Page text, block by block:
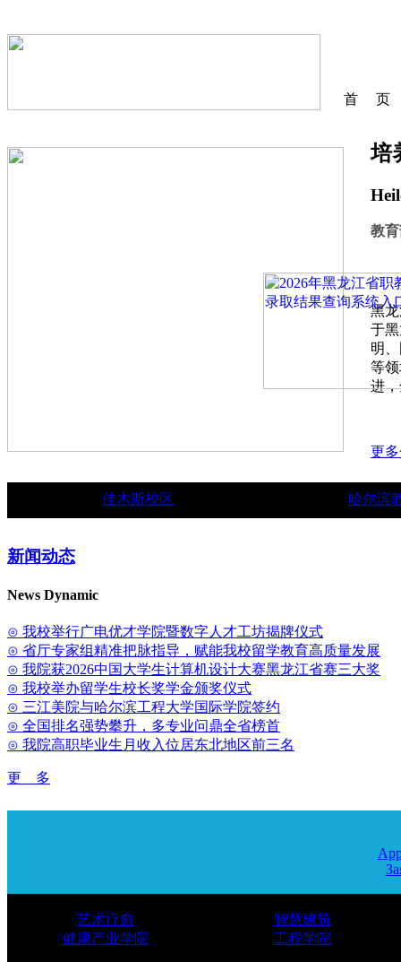
首 页
培
教
黑
于
明
等
进
更
佳木斯校区 哈尔滨
新闻动态
News Dynamic
⊙ 我校举行广电优才学院暨数字人才工坊揭牌仪式
⊙ 省厅专家组精准把脉指导，赋能我校留学教育高质量发展
⊙ 我院获2026中国大学生计算机设计大赛黑龙江省赛三大奖
⊙ 我校举办留学生校长奖学金颁奖仪式
⊙ 三江美院与哈尔滨工程大学国际学院签约
⊙ 全国排名强势攀升，多专业问鼎全省榜首
⊙ 我院高职毕业生月收入位居东北地区前三名
更 多
艺术疗愈
健康产业学院
智慧建筑
工程学院